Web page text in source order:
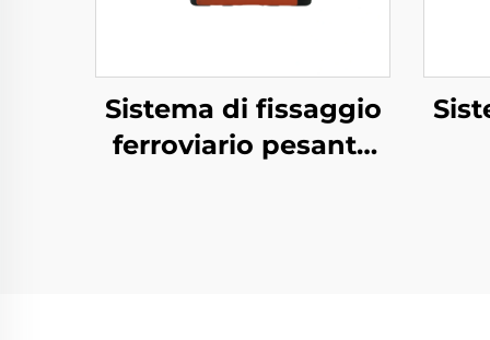
Sistema di fissaggio
ferroviario pesante